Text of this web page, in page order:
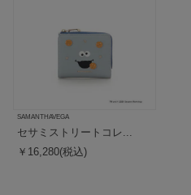
SAMANTHAVEGA
セサミストリートコレ...
￥16,280(税込)